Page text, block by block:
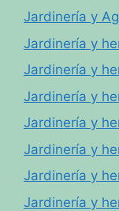
Jardinería y
Jardinería y
Jardinería y
Jardinería y
Jardinería y
Jardinería y
Jardinería y
Jardinería y